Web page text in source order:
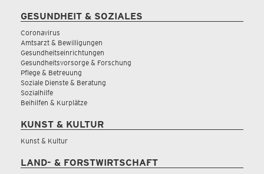
GESUNDHEIT & SOZIALES
Coronavirus
Amtsarzt & Bewilligungen
Gesundheitseinrichtungen
Gesundheitsvorsorge & Forschung
Pflege & Betreuung
Soziale Dienste & Beratung
Sozialhilfe
Beihilfen & Kurplätze
KUNST & KULTUR
Kunst & Kultur
LAND- & FORSTWIRTSCHAFT